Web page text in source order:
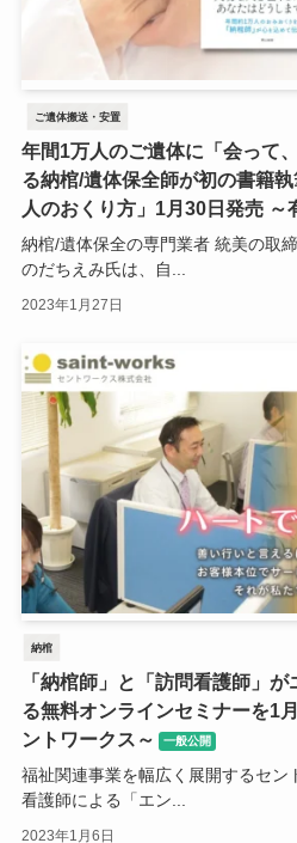
ご遺体搬送・安置
年間1万人のご遺体に「会って
る納棺/遺体保全師が初の書籍
人のおくり方」1月30日発売 ～
納棺/遺体保全の専門業者 統美の取
のだちえみ氏は、自...
2023年1月27日
納棺
「納棺師」と「訪問看護師」
る無料オンラインセミナーを1
ントワークス～
一般公開
福祉関連事業を幅広く展開するセン
看護師による「エン...
2023年1月6日